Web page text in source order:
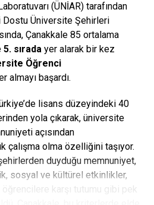
(ÜNİAR) tarafından
Üniversite Şehirleri
Çanakkale 85 ortalama
5. sıradayer alarak bir kez
Öğrenci
almayı başardı.
lisans düzeyindeki 40
yola çıkarak, üniversite
açısından
çalışma olma özelliğini taşıyor.
duyduğu memnuniyet,
sosyal ve kültürel etkinlikler,
karşı tutumu gibi pek